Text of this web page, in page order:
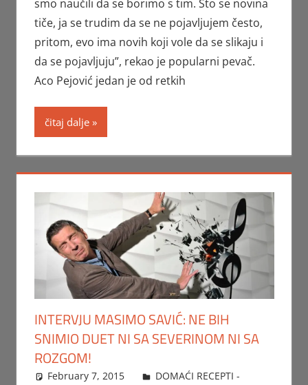
smo naučili da se borimo s tim. Što se novina
tiče, ja se trudim da se ne pojavljujem često,
pritom, evo ima novih koji vole da se slikaju i
da se pojavljuju”, rekao je popularni pevač.
Aco Pejović jedan je od retkih
čitaj dalje
INTERVJU MASIMO SAVIĆ: NE BIH
SNIMIO DUET NI SA SEVERINOM NI SA
ROZGOM!
February 7, 2015 Beba
DOMAĆI RECEPTI -